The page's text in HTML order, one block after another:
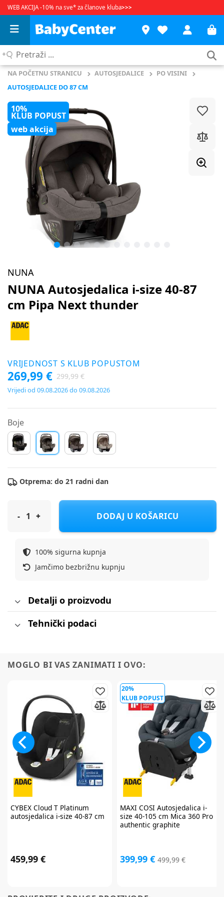
WEB AKCIJA -10% na sve* za članove kluba>>>
Pretraži
NA POČETNU STRANICU AUTOSJEDALICE
PO VISINI
AUTOSJEDALICE DO 87 CM
10%
KLUB POPUST
web akcija
NUNA
NUNA Autosjedalica i-size 40-87
cm Pipa Next thunder
VRIJEDNOST S KLUB POPUSTOM
269,99 € 299,99 €
Vrijedi od 09.08.2026 do 09.08.2026
Boje
Otprema: do 21 radni dan
NUNA Autosjedalica i-size 40-87 cm Pipa Next thunder
DODAJ U KOŠARICU
100% sigurna kupnja
Jamčimo bezbrižnu kupnju
Detalji o proizvodu
Tehnički podaci
MOGLO BI VAS ZANIMATI I OVO:
CYBEXCloud T Platinum
autosjedalica i-size 40-87 cm
459,99 €
20%
KLUB POPUST
MAXI COSI Autosjedalica i-
size 40-105 cm Mica 360 Pro
authentic graphite
399,99 € 499,99 €
Prijavite se na newsletter
i iskoristite
7% popusta